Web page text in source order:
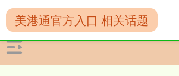
美港通官方入口 相关话题